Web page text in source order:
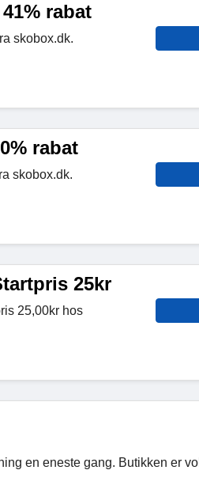
rabat
skobox.dk.
rabat
skobox.dk.
25kr
25,00kr hos
en eneste gang. Butikken er